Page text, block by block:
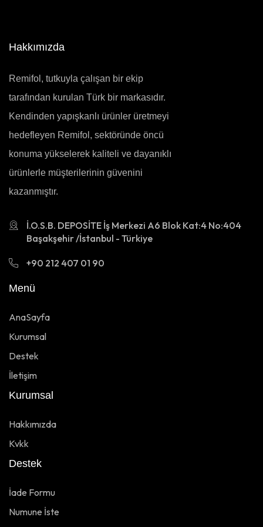
Hakkımızda
Remifol, tutkuyla çalışan bir ekip
tarafından kurulan Türk bir markasıdır.
Kendinden yapışkanlı ürünler üretmeyi
hedefleyen Remifol, sektöründe öncü
konuma yükselerek kaliteli ve dayanıklı
ürünlerle müşterilerinin güvenini
kazanmıştır.
İ.O.S.B. DEPOSİTE İş Merkezi A6 Blok Kat:4 No:404
Başakşehir /İstanbul - Türkiye
+90 212 407 01 90
Menü
AnaSayfa
Kurumsal
Destek
İletişim
Kurumsal
Hakkımızda
Kvkk
Destek
İade Formu
Numune İste